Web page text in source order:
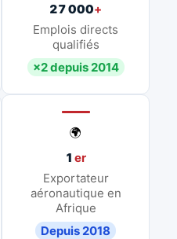
27 000+
Emplois directs
qualifiés
×2 depuis 2014
🌍
1 er
Exportateur
aéronautique en
Afrique
Depuis 2018